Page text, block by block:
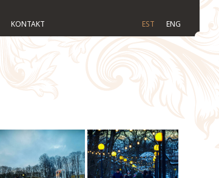
KONTAKT EST ENG